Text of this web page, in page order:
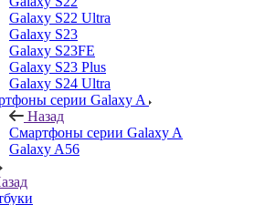
Galaxy S22 Ultra
Galaxy S23
Galaxy S23FE
Galaxy S23 Plus
Galaxy S24 Ultra
серии Galaxy A
Назад
Смартфоны серии Galaxy A
Galaxy A56